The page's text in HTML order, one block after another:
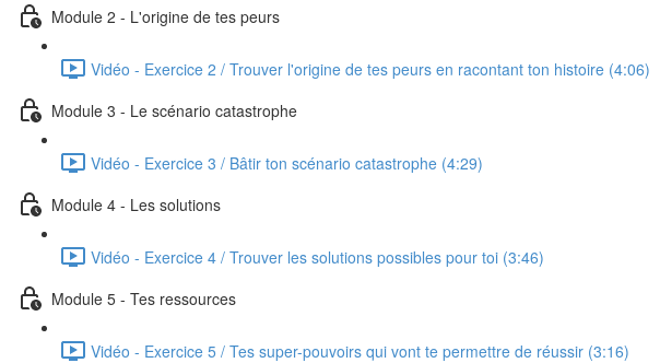
Module 2 - L'origine de tes peurs
Vidéo - Exercice 2 / Trouver l'origine de tes peurs en racontant ton histoire (4:06)
Module 3 - Le scénario catastrophe
Vidéo - Exercice 3 / Bâtir ton scénario catastrophe (4:29)
Module 4 - Les solutions
Vidéo - Exercice 4 / Trouver les solutions possibles pour toi (3:46)
Module 5 - Tes ressources
Vidéo - Exercice 5 / Tes super-pouvoirs qui vont te permettre de réussir (3:16)